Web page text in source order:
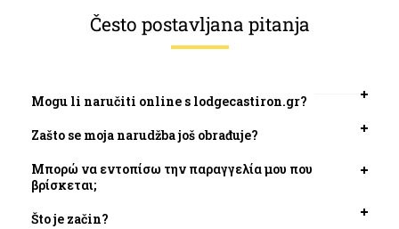
Često postavljana pitanja
Mogu li naručiti online s lodgecastiron.gr?
karticu
Zašto se moja narudžba još obrađuje?
karticu
Μπορώ να εντοπίσω την παραγγελία μου που
βρίσκεται;
karticu
Što je začin?